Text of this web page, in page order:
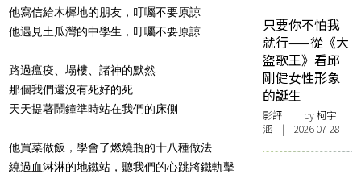
他寫信給木樨地的朋友，叮囑不要原諒
他遇見土瓜灣的中學生，叮囑不要原諒
路過瘟疫、塌樓、諸神的默然
那個我們還沒有死好的死
天天提著鬧鐘準時站在我們的床側
他買菜做飯，學會了燃燒瓶的十八種做法
繞過血淋淋的地鐵站，聽我們的心跳將鐵軌擊
只要你不怕我
就行——從《大
盜歌王》看邱
剛健女性形象
的誕生
影評 | by 柯宇
涵 | 2026-07-28